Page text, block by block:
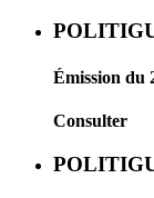
Émission du
Consulter